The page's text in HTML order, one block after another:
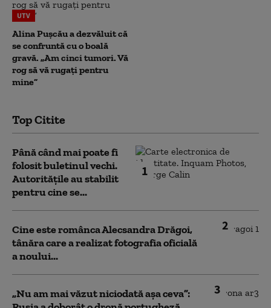
UTV
Alina Pușcău a dezvăluit că
se confruntă cu o boală
gravă. „Am cinci tumori. Vă
rog să vă rugați pentru
mine”
Top Citite
1
Până când mai poate fi
folosit buletinul vechi.
Autoritățile au stabilit
pentru cine se...
2
Cine este românca Alecsandra Drăgoi,
tânăra care a realizat fotografia oficială
a noului...
3
„Nu am mai văzut niciodată așa ceva”: